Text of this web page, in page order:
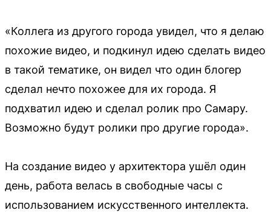
«Коллега из другого города увидел, что я делаю
похожие видео, и подкинул идею сделать видео
в такой тематике, он видел что один блогер
сделал нечто похожее для их города. Я
подхватил идею и сделал ролик про Самару.
Возможно будут ролики про другие города».
На создание видео у архитектора ушёл один
день, работа велась в свободные часы с
использованием искусственного интеллекта.